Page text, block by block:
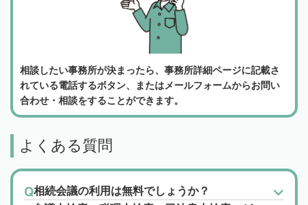
相談したい事務所が決まったら、事務所詳細ページに記載さ
れている電話するボタン、またはメールフォームからお問い
合わせ・相談をすることができます。
よくある質問
相続会議の利用は無料でしょうか？